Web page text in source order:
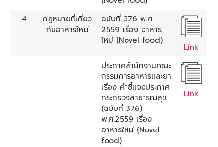
4
กฎหมายที่เกี่ยว
กับอาหารใหม่
ฉบับที่ 376 พ.ศ.
2559 เรื่อง อาหาร
ใหม่ (Novel food)
Link
ประกาศสำนักงานคณะ
กรรมการอาหารและยา
เรื่อง คำชี้แจงประกาศ
กระทรวงสาธารณสุข
(ฉบับที่ 376)
พ.ศ.2559 เรื่อง
อาหารใหม่ (Novel
food)
Link